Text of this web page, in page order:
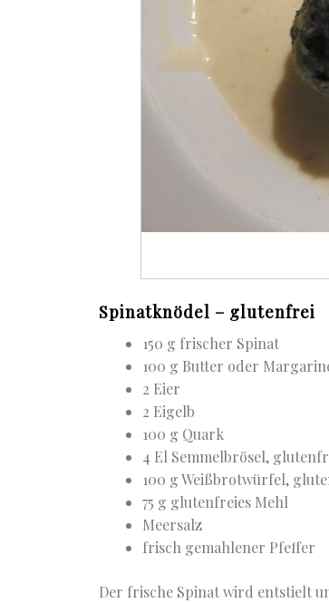
Spinatknödel – glutenfrei
150 g frischer Spinat
100 g Butter oder
2 Eier
2 Eigelb
100 g Quark
4 El Semmelbrösel,
100 g Weißbrotwürfel,
75 g glutenfreies Mehl
Meersalz
frisch gemahlener Pfeffer
Der frische Spinat wird entstielt